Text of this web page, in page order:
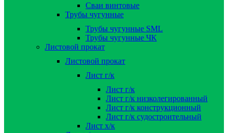
Сваи винтовые
Трубы чугунные
Трубы чугунные SML
Трубы чугунные ЧК
Листовой прокат
Листовой прокат
Лист г/к
Лист г/к
Лист г/к низколегированный
Лист г/к конструкционный
Лист г/к судостроительный
Лист х/к